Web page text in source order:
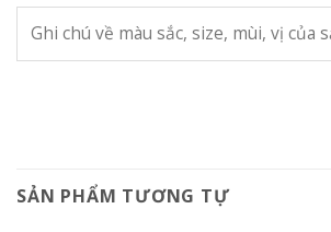
SẢN PHẨM TƯƠNG TỰ